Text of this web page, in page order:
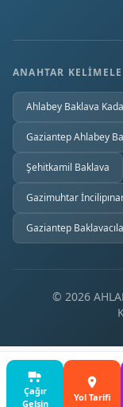
ANAHTAR
Ahlabey Baklava
Gaziantep Ahlabey
Şehitkamil Baklava
Gazimuhtar
Gaziantep
© 2026
Çağır
Gelsin
Yol Tarifi
Blog